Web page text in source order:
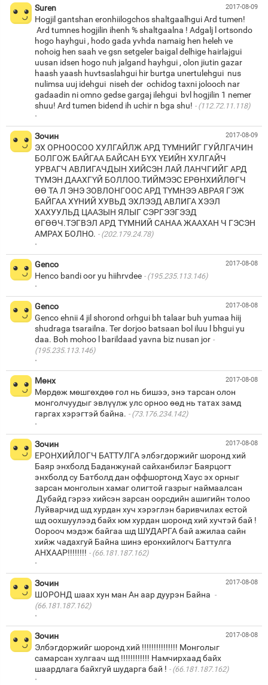
2017-08-09
Suren
Hogjil gantshan eronhiilogchos shaltgaalhgui Ard tumen!
Ard tumnes hogjilin ihenh % shaltgaalna ! Adgalj l ortsondo
hogo hayhgui , hodo gada yvhda namaig hen heleh ve
nohoig hen saah ve gsn setgeler baigal delhige hairlajgui
uusan idsen hogo nuh jalgand hayhgui , olon jiutin gazar
haash yaash huvtsaslahgui hir burtga unertulehgui nus
nulimsa uuj idehgui niseh der ochidog taxni jolooch nar
gadaadin ni omno gedse gargaj ilehgui bvl hogjilin 1 nemer
shuu! Ard tumen bidend ih uchir n bga shu!
(112.72.11.118)
·
2017-08-09
Зочин
ЭХ ОРНООСОО ХУЛГАЙЛЖ АРД ТҮМНИЙГ ГУЙЛГАЧИН
БОЛГОЖ БАЙГАА БАЙСАН БҮХ ҮЕИЙН ХУЛГАЙЧ
УРВАГЧ АВЛИГАЧДЫН ХИЙСЭН ЛАЙ ЛАНЧГИЙГ АРД
ТҮМЭН ДААХГҮЙ БОЛЛОО.ТИЙМЭЭС ЕРӨНХИЙЛӨГЧ
ӨӨ ТА Л ЭНЭ ЗОВЛОНГООС АРД ТҮМНЭЭ АВРАЯ ГЭЖ
БАЙГАА ХҮНИЙ ХУВЬД ЭХЛЭЭД АВЛИГА ХЭЭЛ
ХАХУУЛЬД ЦААЗЫН ЯЛЫГ СЭРГЭЭГЭЭД
ӨГӨӨЧ.ТЭГВЭЛ АРД ТҮМНИЙ САНАА ЖААХАН Ч ГЭСЭН
АМРАХ БОЛНО.
(202.179.24.78)
·
2017-08-08
Genco
Henco bandi oor yu hiihrvdee
(195.235.113.146)
·
2017-08-08
Genco
Genco ehnii 4 jil shorond orhgui bh talaar buh yumaa hiij
shudraga tsarailna. Ter dorjoo batsaan bol iluu l bhgui yu
daa. Boh mohoo l barildaad yavna biz nusan jor
(195.235.113.146)
·
2017-08-08
Мөнх
Мөрдөж мөшгөхдөө гол нь бишээ, энэ тарсан олон
монголчуудыг эвлүүлж улс орноо өөд нь татах замд
гаргах хэрэгтэй байна.
(73.176.234.142)
·
2017-08-08
Зочин
ЕРОНХИЙЛОГЧ БАТТУЛГА элбэгдоржийг шоронд хий
Баяр энхболд Баданжунай сайханбилэг Баярцогт
энхболд су Батболд дан оффшортонд Хаус эх орныг
зарсан монголын хамаг олигтой газрыг наймаалсан
Дубайд гэрээ хийсэн зарсан оорсдийн ашигийн толоо
Луйварчид шд хурдан хуч хэрэглэн баривчилах естой
шд оохшуулээд байх юм хурдан шоронд хий хучтэй бай !
Оорооч мэдэж байгаа шд ШУДАРГА бай ажилаа сайн
хийж чадахгуй Байна шинэ еронхийлогч Баттулга
АНХААР!!!!!!!!
(66.181.187.162)
·
2017-08-08
Зочин
ШОРОНД шаах хун ман Ан аар дуурэн Байна
(66.181.187.162)
·
2017-08-08
Зочин
Элбэгдоржийг шоронд хий !!!!!!!!!!!!!!! Монголыг
самарсан хулгаач шд !!!!!!!!!!!! Намчирхаад байх
шаардлага байхгуй шударга бай !
(66.181.187.162)
·